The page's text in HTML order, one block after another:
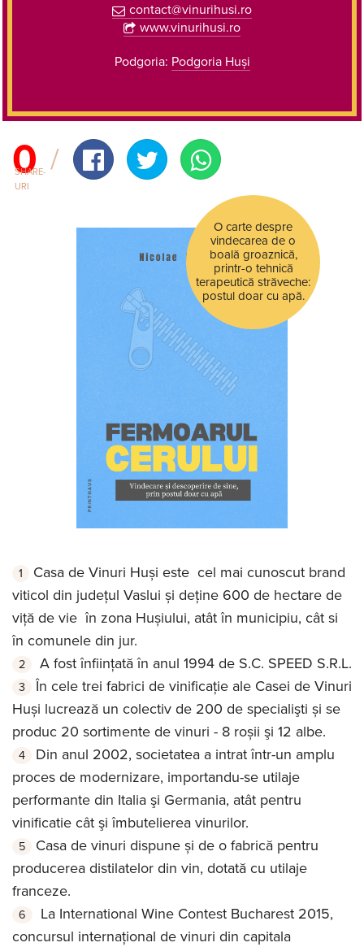
contact@vinurihusi.ro
www.vinurihusi.ro
Podgoria: Podgoria Huși
0
SHARE-
URI
O carte despre
vindecarea de o
boală groaznică,
printr-o tehnică
terapeutică străveche:
postul doar cu apă.
Casa de Vinuri Huși este cel mai cunoscut brand
viticol din județul Vaslui și deține 600 de hectare de
viță de vie în zona Hușiului, atât în municipiu, cât si
în comunele din jur.
A fost înfiinţată în anul 1994 de S.C. SPEED S.R.L.
În cele trei fabrici de vinificaţie ale Casei de Vinuri
Huși lucrează un colectiv de 200 de specialişti și se
produc 20 sortimente de vinuri - 8 roșii şi 12 albe.
Din anul 2002, societatea a intrat într-un amplu
proces de modernizare, importandu-se utilaje
performante din Italia şi Germania, atât pentru
vinificatie cât şi îmbutelierea vinurilor.
Casa de vinuri dispune și de o fabrică pentru
producerea distilatelor din vin, dotată cu utilaje
franceze.
La International Wine Contest Bucharest 2015,
concursul internaţional de vinuri din capitala